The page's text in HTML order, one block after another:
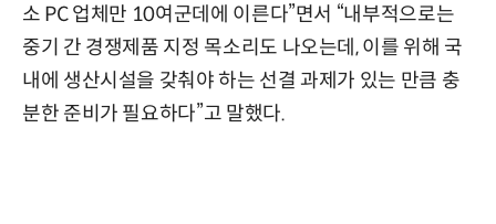
소 PC 업체만 10여군데에 이른다”면서 “내부적으로는
중기 간 경쟁제품 지정 목소리도 나오는데, 이를 위해 국
내에 생산시설을 갖춰야 하는 선결 과제가 있는 만큼 충
분한 준비가 필요하다”고 말했다.